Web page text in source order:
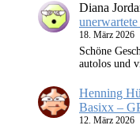
Diana
18. März 2026
Schöne
autolos und
Henning
Basixx –
12. März 2026